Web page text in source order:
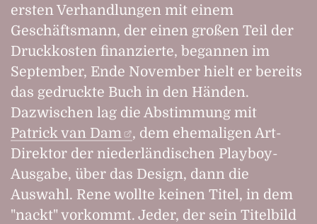
ersten Verhandlungen mit einem
Geschäftsmann, der einen großen Teil der
Druckkosten finanzierte, begannen im
September, Ende November hielt er bereits
das gedruckte Buch in den Händen.
Dazwischen lag die Abstimmung mit
Patrick van Dam
, dem ehemaligen Art-
Direktor der niederländischen Playboy-
Ausgabe, über das Design, dann die
Auswahl. Rene wollte keinen Titel, in dem
"nackt" vorkommt. Jeder, der sein Titelbild